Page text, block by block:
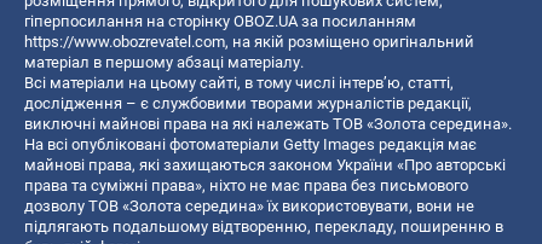
гіперпосилання на сторінку OBOZ.UA за посиланням
https://www.obozrevatel.com, на якій розміщено оригінальний
матеріал в першому абзаці матеріалу.
Всі матеріали на цьому сайті, в тому числі інтерв’ю, статті,
дослідження – є службовими творами журналістів редакції,
виключні майнові права на які належать ТОВ «Золота середина».
На всі опубліковані фотоматеріали Getty Images редакція має
майнові права, які захищаються законом України «Про авторські
права та суміжні права», ніхто не має права без письмового
дозволу ТОВ «Золота середина» їх використовувати, вони не
підлягають подальшому відтворенню, перекладу, поширенню в